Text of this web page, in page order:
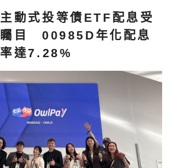
主動式投等債ETF配息受
矚目 00985D年化配息
率達7.28%